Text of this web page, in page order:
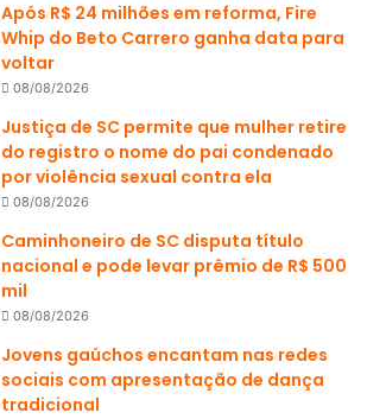
Após R$ 24 milhões em reforma, Fire
Whip do Beto Carrero ganha data para
voltar
08/08/2026
Justiça de SC permite que mulher retire
do registro o nome do pai condenado
por violência sexual contra ela
08/08/2026
Caminhoneiro de SC disputa título
nacional e pode levar prêmio de R$ 500
mil
08/08/2026
Jovens gaúchos encantam nas redes
sociais com apresentação de dança
tradicional